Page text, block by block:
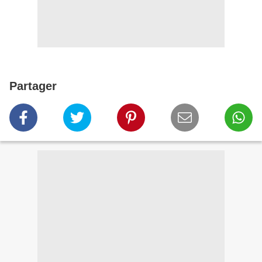
Partager